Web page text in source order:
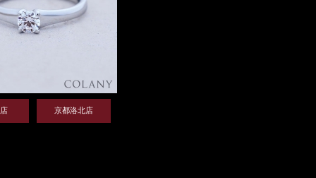
京都洛北店